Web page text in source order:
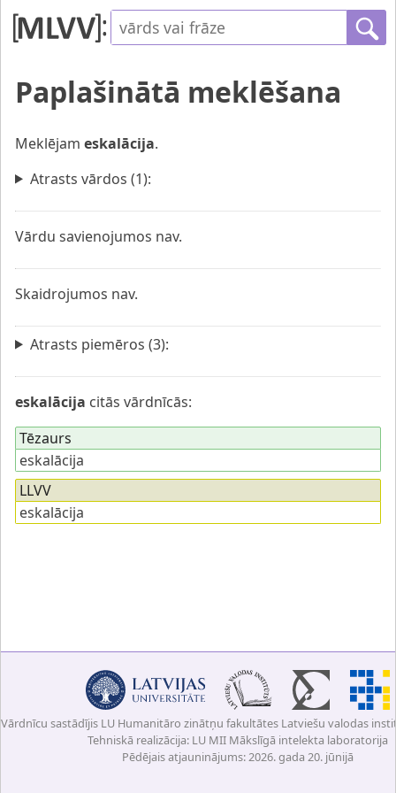
Paplašinātā meklēšana
Meklējam eskalācija.
Atrasts vārdos (1):
Vārdu savienojumos nav.
Skaidrojumos nav.
Atrasts piemēros (3):
eskalācija citās vārdnīcās:
Tēzaurs
eskalācija
LLVV
eskalācija
Vārdnīcu sastādījis LU Humanitāro zinātņu fakultātes Latviešu valodas
Tehniskā realizācija: LU MII Mākslīgā intelekta laboratorija
Pēdējais atjauninājums: 2026. gada 20. jūnijā